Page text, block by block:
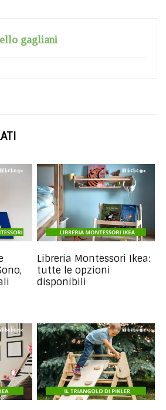
gagliani
Libreria Montessori Ikea:
tutte le opzioni
disponibili